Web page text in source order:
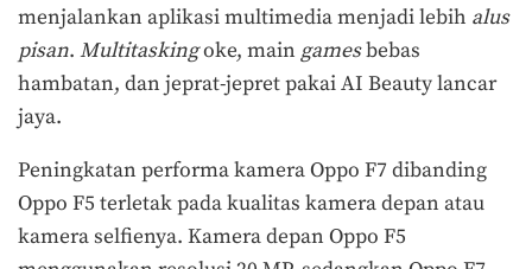
menjalankan aplikasi multimedia menjadi lebih alus
pisan. Multitaskingoke, main gamesbebas
hambatan, dan jeprat-jepret pakai AI Beauty lancar
jaya.
Peningkatan performa kamera Oppo F7 dibanding
Oppo F5 terletak pada kualitas kamera depan atau
kamera selfienya. Kamera depan Oppo F5